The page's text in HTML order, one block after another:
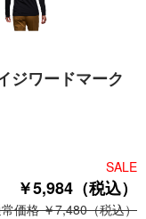
ジワードマーク
SALE
￥5,984（税込）
価格 ￥7,480（税込）